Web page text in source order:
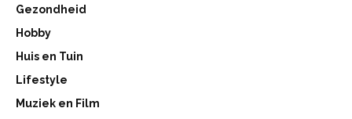
Gezondheid
Hobby
Huis en Tuin
Lifestyle
Muziek en Film